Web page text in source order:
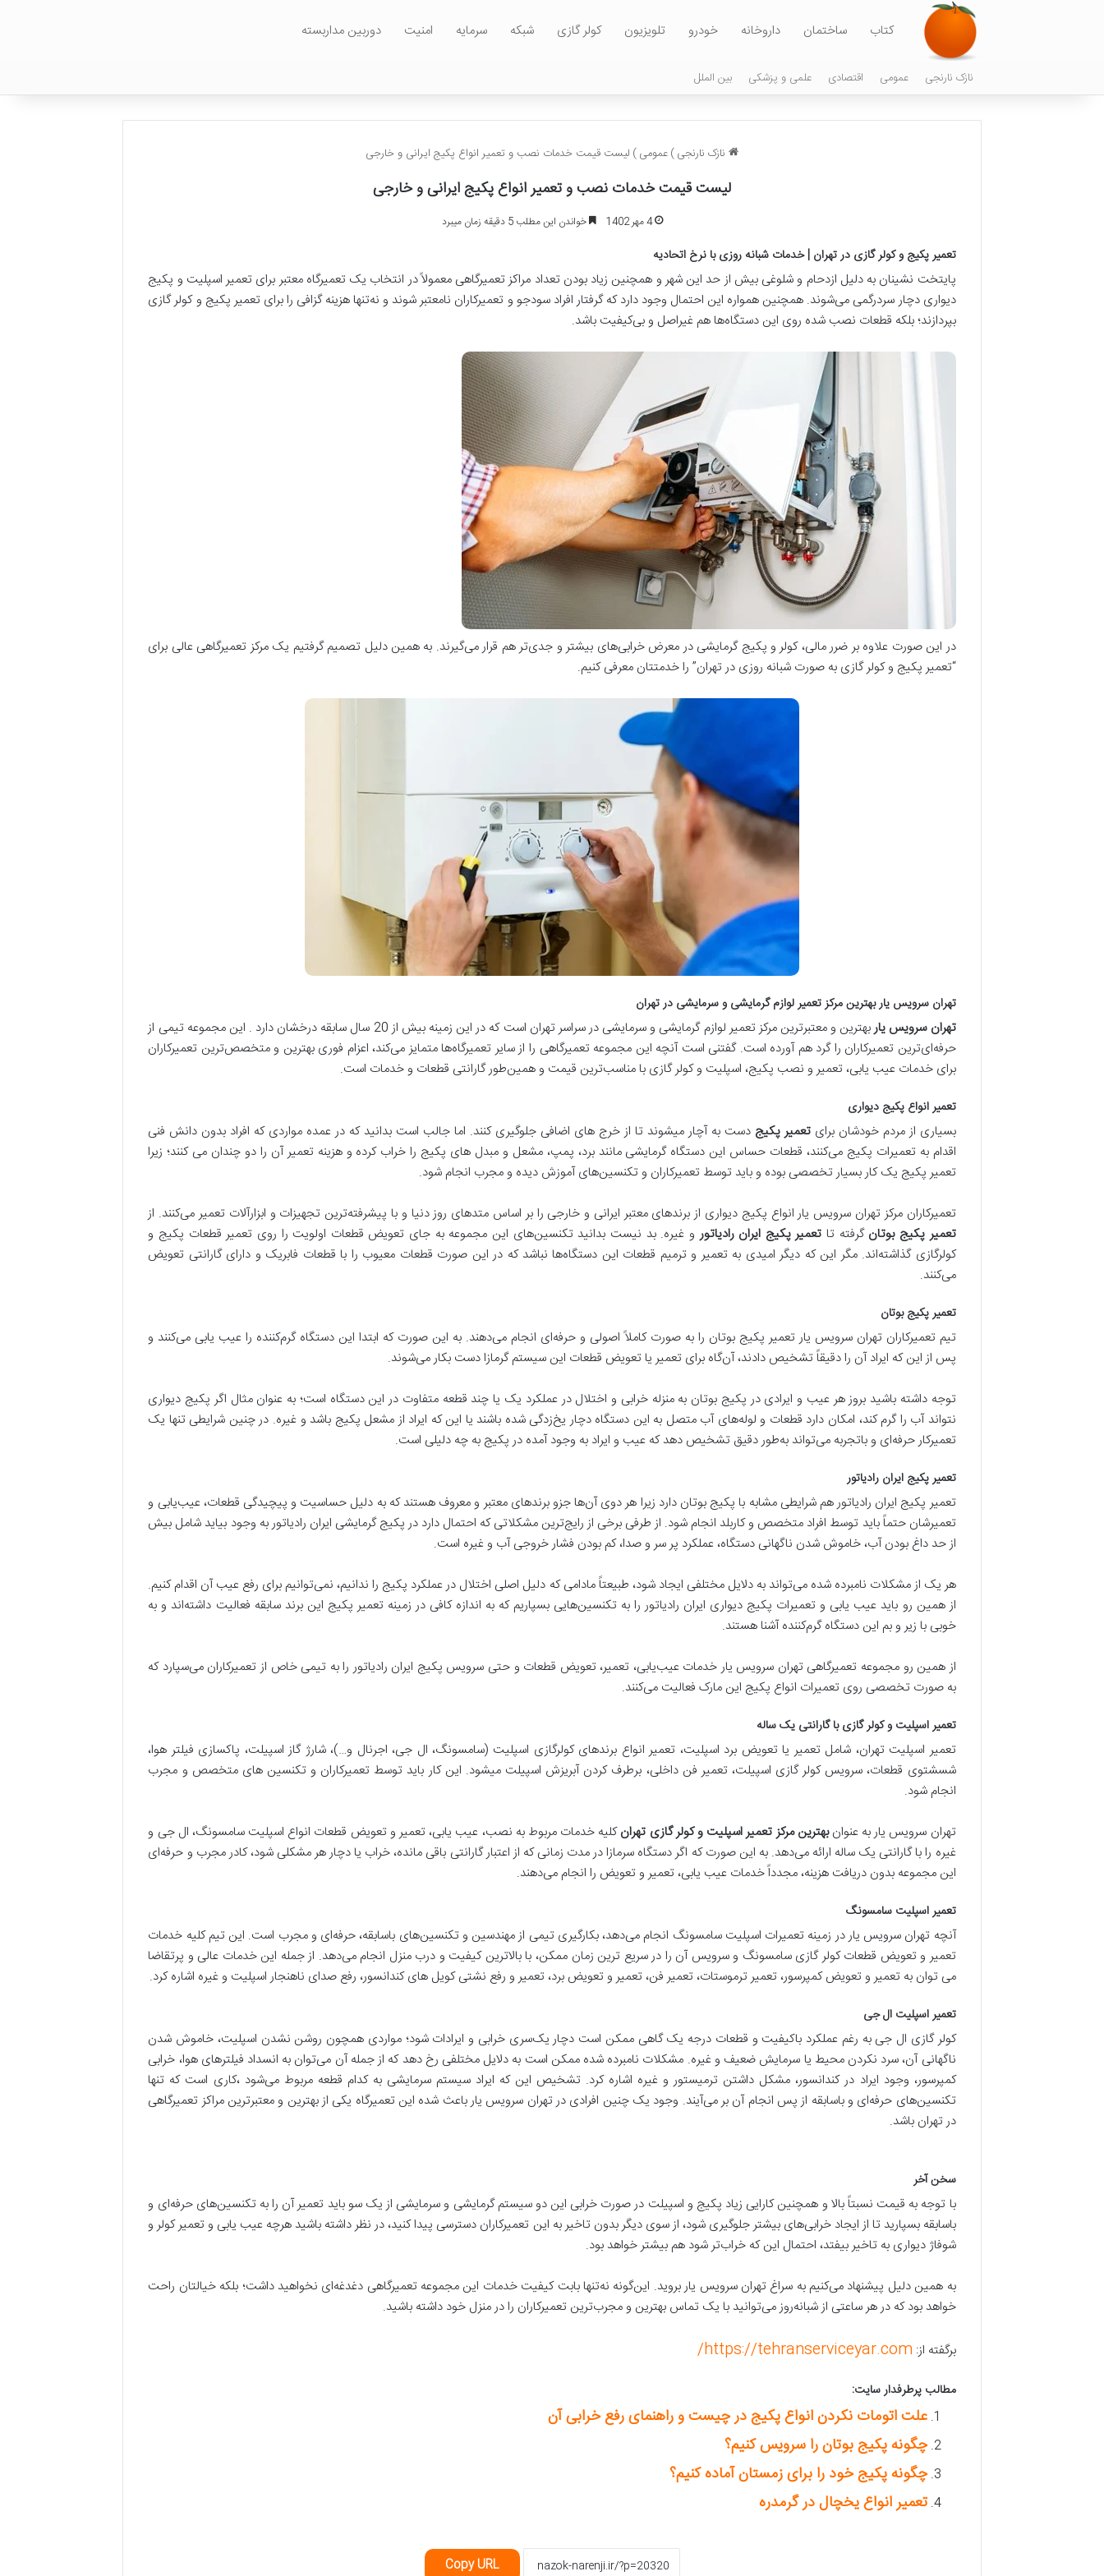
کتاب ساختمان داروخانه خودرو تلویزیون کولر گازی شبکه سرمایه امنیت دوربین مداربسته
نازک نارنجی عمومی اقتصادی علمی و پزشکی بین الملل
نازک نارنجی)عمومی) لیست قیمت خدمات نصب و تعمیر انواع پکیج ایرانی و خارجی
لیست قیمت خدمات نصب و تعمیر انواع پکیج ایرانی و خارجی
4 مهر 1402 خواندن این مطلب 5 دقیقه زمان میبرد
تعمیر پکیج و کولر گازی در تهران | خدمات شبانه روزی با نرخ اتحادیه
پایتخت نشینان به دلیل ازدحام و شلوغی بیش از حد این شهر و همچنین زیاد بودن تعداد مراکز تعمیرگاهی معمولاً در انتخاب یک تعمیرگاه معتبر برای تعمیر اسپلیت و پکیج
دیواری دچار سردرگمی می‌شوند. همچنین همواره این احتمال وجود دارد که گرفتار افراد سودجو و تعمیرکاران نامعتبر شوند و نه‌تنها هزینه گزافی را برای تعمیر پکیج و کولر گازی
بپردازند؛ بلکه قطعات نصب شده روی این دستگاه‌ها هم غیراصل و بی‌کیفیت باشد.
در این صورت علاوه بر ضرر مالی، کولر و پکیج گرمایشی در معرض خرابی‌های بیشتر و جدی‌تر هم قرار می‌گیرند. به همین دلیل تصمیم گرفتیم یک مرکز تعمیرگاهی عالی برای
“تعمیر پکیج و کولر گازی به صورت شبانه روزی در تهران” را خدمتتان معرفی کنیم.
تهران سرویس یار بهترین مرکز تعمیر لوازم گرمایشی و سرمایشی در تهران
تهران سرویس یار
بهترین و معتبر‌ترین مرکز تعمیر لوازم گرمایشی و سرمایشی در سراسر تهران است که در این زمینه بیش از 20 سال سابقه درخشان دارد . این مجموعه تیمی از
حرفه‌ای‌ترین تعمیرکاران را گرد هم آورده است. گفتنی است آنچه این مجموعه تعمیرگاهی را از سایر تعمیرگاه‌ها متمایز می‌کند، اعزام فوری بهترین و متخصص‌ترین تعمیرکاران
برای خدمات عیب یابی، تعمیر و نصب پکیج، اسپلیت و کولر گازی با مناسب‌ترین قیمت و همین‌طور گارانتی قطعات و خدمات است.
تعمیر انواع پکیج دیواری
بسیاری از مردم خودشان برایتعمیر پکیج دست به آچار میشوند تا از خرج های اضافی جلوگیری کنند. اما جالب است بدانید که در عمده مواردی که افراد بدون دانش فنی
اقدام به تعمیرات پکیج می‌کنند، قطعات حساس این دستگاه گرمایشی مانند برد، پمپ، مشعل و مبدل های پکیج را خراب کرده و هزینه تعمیر آن را دو چندان می کنند؛ زیرا
تعمیر پکیج یک کار بسیار تخصصی بوده و باید توسط تعمیرکاران و تکنسین‌های آموزش دیده و مجرب انجام شود.
تعمیرکاران مرکز تهران سرویس یار انواع پکیج دیواری از برندهای معتبر ایرانی و خارجی را بر اساس متدهای روز دنیا و با پیشرفته‌ترین تجهیزات و ابزارآلات تعمیر می‌کنند. از
تعمیر پکیج بوتان گرفته تا تعمیر پکیج ایران رادیاتورو غیره. بد نیست بدانید تکنسین‌های این مجموعه به جای تعویض قطعات اولویت را روی تعمیر قطعات پکیج و
کولرگازی گذاشته‌اند. مگر این که دیگر امیدی به تعمیر و ترمیم قطعات این دستگاه‌ها نباشد که در این صورت قطعات معیوب را با قطعات فابریک و دارای گارانتی تعویض
می‌کنند.
تعمیر پکیج بوتان
تیم تعمیرکاران تهران سرویس یار تعمیر پکیج بوتان را به صورت کاملاً اصولی و حرفه‌ای انجام می‌دهند. به این صورت که ابتدا این دستگاه گرم‌کننده را عیب یابی می‌کنند و
پس از این که ایراد آن را دقیقاً تشخیص دادند، آن‌گاه برای تعمیر یا تعویض قطعات این سیستم گرمازا دست بکار می‌شوند.
توجه داشته باشید بروز هر عیب و ایرادی در پکیج بوتان به منزله خرابی و اختلال در عملکرد یک یا چند قطعه متفاوت در این دستگاه است؛ به عنوان مثال اگر پکیج دیواری
نتواند آب را گرم کند، امکان دارد قطعات و لوله‌های آب متصل به این دستگاه دچار یخ‌زدگی شده باشند یا این که ایراد از مشعل پکیج باشد و غیره. در چنین شرایطی تنها یک
تعمیرکار حرفه‌ای و باتجربه می‌تواند به‌طور دقیق تشخیص دهد که عیب و ایراد به وجود آمده در پکیج به چه دلیلی است.
تعمیر پکیج ایران رادیاتور
تعمیر پکیج ایران رادیاتور هم شرایطی مشابه با پکیج بوتان دارد زیرا هر‌ دوی آن‌ها جزو برندهای معتبر و معروف هستند که به دلیل حساسیت و پیچیدگی قطعات، عیب‌یابی و
تعمیرشان حتماً باید توسط افراد متخصص و کاربلد انجام شود. از طرفی برخی از رایج‌ترین مشکلاتی که احتمال دارد در پکیج گرمایشی ایران رادیاتور به وجود بیاید شامل بیش
از حد داغ بودن آب، خاموش شدن ناگهانی دستگاه، عملکرد پر سر و صدا، کم بودن فشار خروجی آب و غیره است.
هر یک از مشکلات نامبرده شده می‌تواند به دلایل مختلفی ایجاد شود، طبیعتاً مادامی که دلیل اصلی اختلال در عملکرد پکیج را ندانیم، نمی‌توانیم برای رفع عیب آن اقدام کنیم.
از همین رو باید عیب یابی و تعمیرات پکیج دیواری ایران رادیاتور را به تکنسین‌هایی بسپاریم که به اندازه کافی در زمینه تعمیر پکیج این برند سابقه فعالیت داشته‌اند و به
خوبی با زیر و بم این دستگاه گرم‌کننده آشنا هستند.
از همین رو مجموعه تعمیرگاهی تهران سرویس یار خدمات عیب‌یابی، تعمیر، تعویض قطعات و حتی سرویس پکیج ایران رادیاتور را به تیمی خاص از تعمیرکاران می‌سپارد که
به صورت تخصصی روی تعمیرات انواع پکیج این مارک فعالیت می‌کنند.
تعمیر اسپلیت و کولر گازی با گارانتی یک ساله
تعمیر اسپلیت تهران، شامل تعمیر یا تعویض برد اسپلیت، تعمیر انواع برندهای کولرگازی اسپلیت (سامسونگ، ال جی، اجرنال و…)، شارژ گاز اسپیلت، پاکسازی فیلتر هوا،
شسشتوی قطعات، سرویس کولر گازی اسپیلت، تعمیر فن داخلی، برطرف کردن آبریزش اسپیلت میشود. این کار باید توسط تعمیرکاران و تکنسین های متخصص و مجرب
انجام شود.
تهران سرویس یار به عنوانبهترین مرکز تعمیر اسپلیت و کولر گازی تهرانکلیه خدمات مربوط به نصب، عیب یابی، تعمیر و تعویض قطعات انواع اسپلیت سامسونگ، ال جی و
غیره را با گارانتی یک ساله ارائه می‌دهد. به این صورت که اگر دستگاه سرمازا در مدت زمانی که از اعتبار گارانتی باقی مانده، خراب یا دچار هر مشکلی شود، کادر مجرب و حرفه‌ای
این مجموعه بدون دریافت هزینه، مجدداً خدمات عیب یابی، تعمیر و تعویض را انجام می‌دهند.
تعمیر اسپلیت سامسونگ
آنچه تهران سرویس یار در زمینه تعمیرات اسپلیت سامسونگ انجام می‌دهد، بکارگیری تیمی از مهندسین و تکنسین‌های باسابقه، حرفه‌ای و مجرب است. این تیم کلیه خدمات
تعمیر و تعویض قطعات کولر گازی سامسونگ و سرویس آن را در سریع ‌ترین زمان ممکن، با بالا‌ترین کیفیت و درب منزل انجام می‌دهد. از جمله این خدمات عالی و پرتقاضا
می توان به تعمیر و تعویض کمپرسور، تعمیر ترموستات، تعمیر فن، تعمیر و تعویض برد، تعمیر و رفع نشتی کویل های کندانسور، رفع صدای ناهنجار اسپلیت و غیره اشاره کرد.
تعمیر اسپلیت ال جی
کولر گازی ال جی به رغم عملکرد باکیفیت و قطعات درجه یک گاهی ممکن است دچار یک‌سری خرابی و ایرادات شود؛ مواردی همچون روشن نشدن اسپلیت، خاموش شدن
ناگهانی آن، سرد نکردن محیط یا سرمایش ضعیف و غیره. مشکلات نامبرده شده ممکن است به دلایل مختلفی رخ دهد که از جمله آن می‌توان به انسداد فیلترهای هوا، خرابی
کمپرسور، وجود ایراد در کندانسور، مشکل داشتن ترمیستور و غیره اشاره کرد. تشخیص این که ایراد سیستم سرمایشی به کدام قطعه مربوط می‌شود ،کاری است که تنها
تکنسین‌های حرفه‌ای و با‌سابقه از پس انجام آن بر می‌آیند. وجود یک چنین افرادی در تهران سرویس یار باعث شده این تعمیرگاه یکی از بهترین و معتبرترین مراکز تعمیرگاهی
در تهران باشد.
سخن آخر
با توجه به قیمت نسبتاً بالا و همچنین کارایی زیاد پکیج و اسپیلت در صورت خرابی این دو سیستم گرمایشی و سرمایشی از یک سو باید تعمیر آن را به تکنسین‌های حرفه‌ای و
با‌سابقه بسپارید تا از ایجاد خرابی‌های بیشتر جلوگیری شود، از سوی دیگر بدون تاخیر به این تعمیرکاران دسترسی پیدا کنید، در نظر داشته باشید هرچه عیب یابی و تعمیر کولر و
شوفاژ دیواری به تاخیر بیفتد، احتمال این که خراب‌تر شود هم بیشتر خواهد بود.
به همین دلیل پیشنهاد می‌کنیم به سراغ تهران سرویس یار بروید. این‌گونه نه‌تنها بابت کیفیت خدمات این مجموعه تعمیرگاهی دغدغه‌ای نخواهید داشت؛ بلکه خیالتان راحت
خواهد بود که در هر ساعتی از شبانه‌روز می‌توانید با یک تماس بهترین و مجرب‌ترین تعمیرکاران را در منزل خود داشته باشید.
برگفته از: https://tehranserviceyar.com/
مطالب پرطرفدار سایت:
علت اتومات نکردن انواع پکیج در چیست و راهنمای رفع خرابی آن
چگونه پکیج بوتان را سرویس کنیم؟
چگونه پکیج خود را برای زمستان آماده کنیم؟
تعمیر انواع یخچال در گرمدره
Copy URL